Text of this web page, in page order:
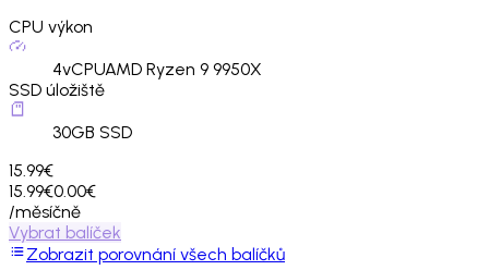
CPU výkon
4vCPUAMD Ryzen 9 9950X
SSD úložiště
30GB SSD
15.99€
15.99€0.00€
/měsíčně
Vybrat balíček
Zobrazit porovnání všech balíčků